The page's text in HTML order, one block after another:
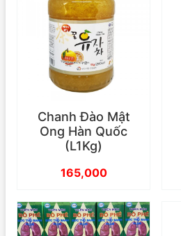
Chanh Đào Mật
Ong Hàn Quốc
(L1Kg)
165,000